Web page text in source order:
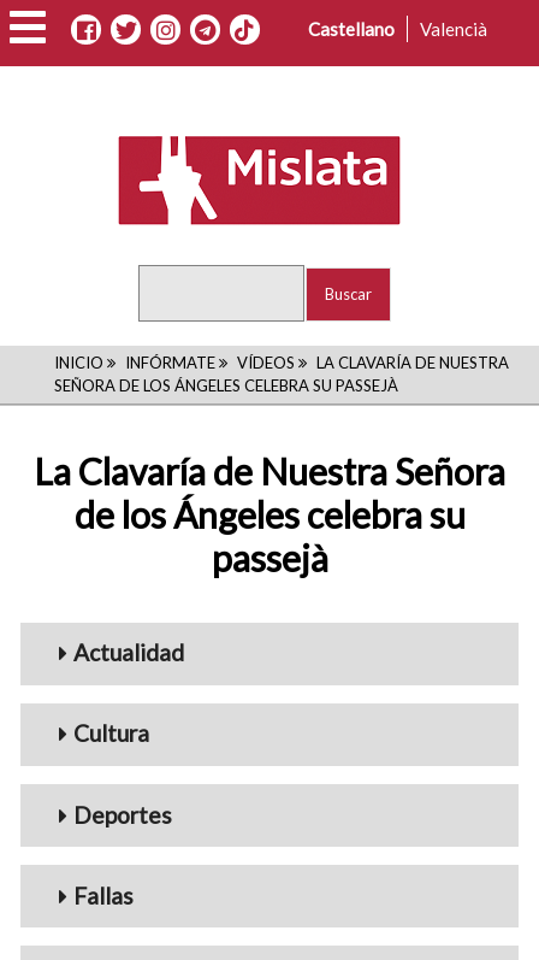
Pasar
al
contenido
Castellano Valencià
RUTA
DE
NAVEGACIÓN
INICIO INFÓRMATE VÍDEOS
LA CLAVARÍA DE NUESTRA
SEÑORA DE LOS ÁNGELES CELEBRA SU PASSEJÀ
La Clavaría de Nuestra Señora
de los Ángeles celebra su
passejà
Menu_Videos
Actualidad
Cultura
Deportes
Fallas